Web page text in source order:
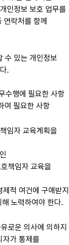
인정보 보호 업무를
연락처를 함께
수 있는 개인정보
.
수행에 필요한 사항
여 필요한 사항
임자 교육계획을
책임자 교육을
적 여건에 구애받지
노력하여야 한다.
로운 의사에 의하지
자가 통제를